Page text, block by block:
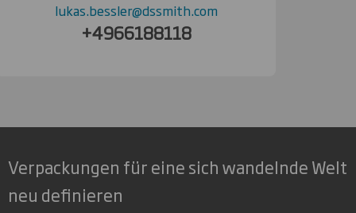
lukas.bessler@dssmith.com
+4966188118
Verpackungen für eine sich wandelnde Welt
neu definieren